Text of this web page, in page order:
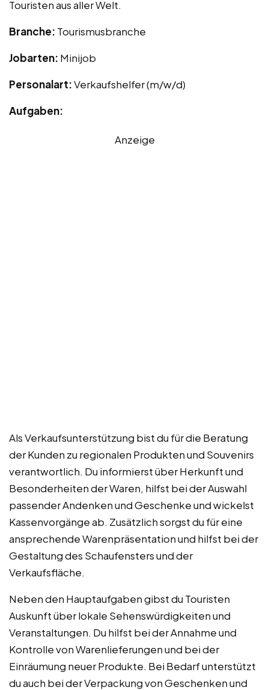
Touristen aus aller Welt.
Branche: Tourismusbranche
Jobarten: Minijob
Personalart:Verkaufshelfer (m/w/d)
Aufgaben:
Anzeige
Als Verkaufsunterstützung bist du für die Beratung
der Kunden zu regionalen Produkten und Souvenirs
verantwortlich. Du informierst über Herkunft und
Besonderheiten der Waren, hilfst bei der Auswahl
passender Andenken und Geschenke und wickelst
Kassenvorgänge ab. Zusätzlich sorgst du für eine
ansprechende Warenpräsentation und hilfst bei der
Gestaltung des Schaufensters und der
Verkaufsfläche.
Neben den Hauptaufgaben gibst du Touristen
Auskunft über lokale Sehenswürdigkeiten und
Veranstaltungen. Du hilfst bei der Annahme und
Kontrolle von Warenlieferungen und bei der
Einräumung neuer Produkte. Bei Bedarf unterstützt
du auch bei der Verpackung von Geschenken und